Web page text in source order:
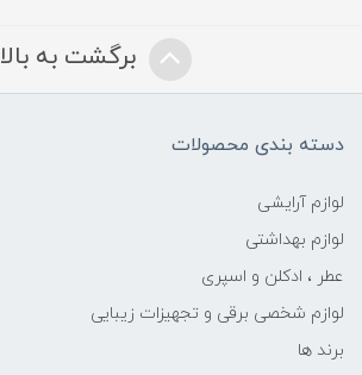
برگشت به بالا
دسته بندی محصولات
لوازم آرایشی
لوازم بهداشتی
عطر ، ادکلن و اسپری
لوازم شخصی برقی و تجهیزات زیبایی
برند ها